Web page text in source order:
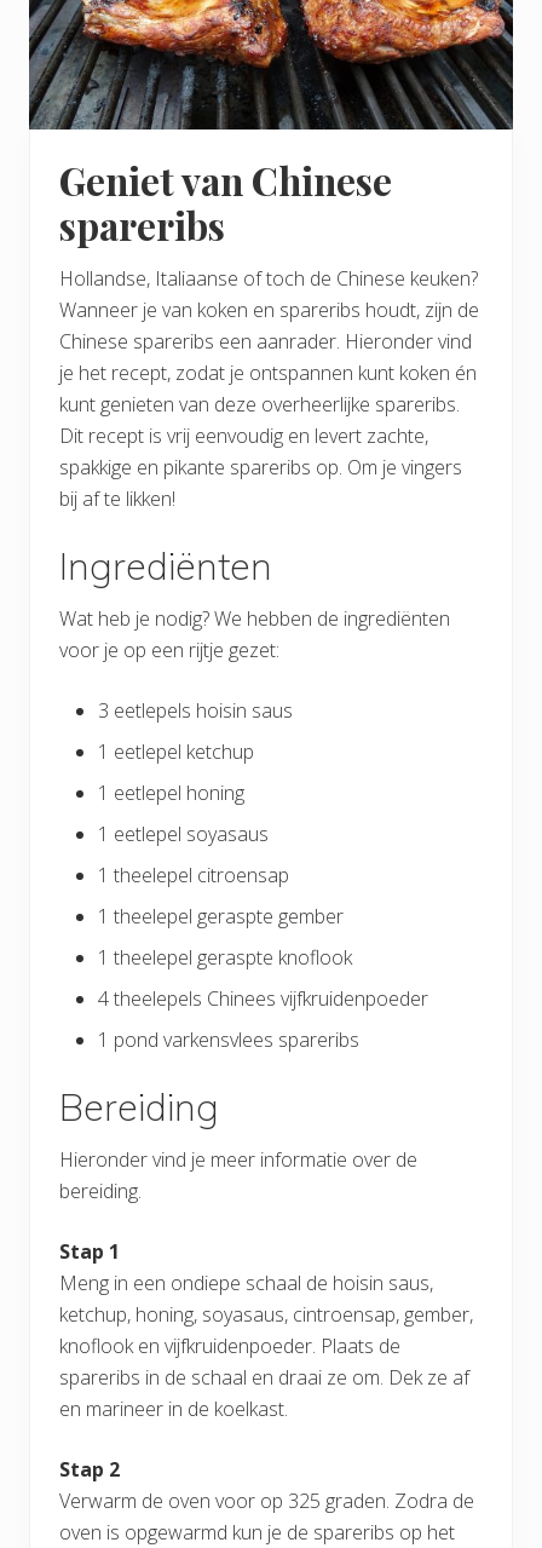
Geniet van Chinese
spareribs
Hollandse, Italiaanse of toch de Chinese keuken?
Wanneer je van koken en spareribs houdt, zijn de
Chinese spareribs een aanrader. Hieronder vind
je het recept, zodat je ontspannen kunt koken én
kunt genieten van deze overheerlijke spareribs.
Dit recept is vrij eenvoudig en levert zachte,
spakkige en pikante spareribs op. Om je vingers
bij af te likken!
Ingrediënten
Wat heb je nodig? We hebben de ingrediënten
voor je op een rijtje gezet:
3 eetlepels hoisin saus
1 eetlepel ketchup
1 eetlepel honing
1 eetlepel soyasaus
1 theelepel citroensap
1 theelepel geraspte gember
1 theelepel geraspte knoflook
4 theelepels Chinees vijfkruidenpoeder
1 pond varkensvlees spareribs
Bereiding
Hieronder vind je meer informatie over de
bereiding.
Stap 1
Meng in een ondiepe schaal de hoisin saus,
ketchup, honing, soyasaus, cintroensap, gember,
knoflook en vijfkruidenpoeder. Plaats de
spareribs in de schaal en draai ze om. Dek ze af
en marineer in de koelkast.
Stap 2
Verwarm de oven voor op 325 graden. Zodra de
oven is opgewarmd kun je de spareribs op het